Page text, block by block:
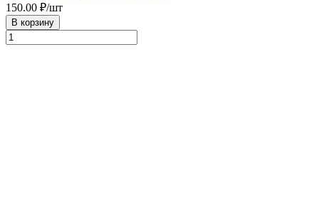
150.00 ₽/шт
В корзину